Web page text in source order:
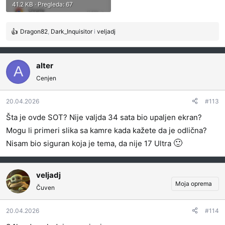
41.2 KB · Pregleda: 67
R
a
g
v
a
n
a
:
Dragon82 Dark_Inquisitori veljadj
A alter
Cenjen
20.04.2026 #113
Šta je ovde SOT? Nije valjda 34 sata bio upaljen ekran?
Mogu li primeri slika sa kamre kada kažete da je odlična?
Nisam bio siguran koja je tema, da nije 17 Ultra 🙂
veljadj
Čuven
Moja oprema
20.04.2026 #114